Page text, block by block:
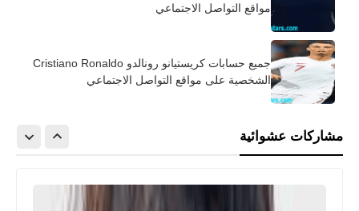
مواقع التواصل الاجتماعي
جميع حسابات كريستيانو رونالدو Cristiano Ronaldo
الشخصية على مواقع التواصل الاجتماعي
مشاركات عشوائية